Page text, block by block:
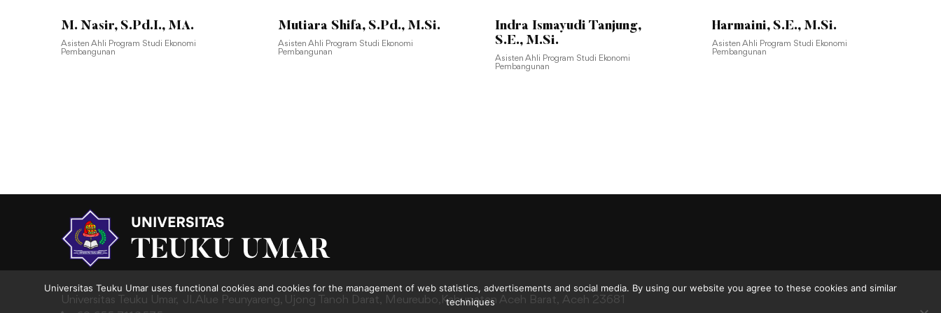
M. Nasir, S.Pd.I., MA.
Asisten Ahli Program Studi Ekonomi
Pembangunan
Mutiara Shifa, S.Pd., M.Si.
Asisten Ahli Program Studi Ekonomi
Pembangunan
Indra Ismayudi Tanjung,
S.E., M.Si.
Asisten Ahli Program Studi Ekonomi
Pembangunan
Harmaini, S.E., M.Si.
Asisten Ahli Program Studi Ekonomi
Pembangunan
Universitas Teuku Umar, Jl. Alue Peunyareng, Ujong Tanoh Darat, Meureubo,Kabupaten Aceh Barat, Aceh 23681
Universitas Teuku Umar uses functional cookies and cookies for the management of web statistics, advertisements and social media. By using our website you agree to these cookies and similar
techniques